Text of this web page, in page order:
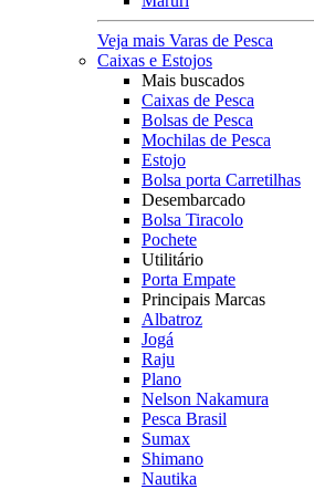
Veja mais Varas de Pesca
Caixas e Estojos
Mais buscados
Caixas de Pesca
Bolsas de Pesca
Mochilas de Pesca
Estojo
Bolsa porta Carretilhas
Desembarcado
Bolsa Tiracolo
Pochete
Utilitário
Porta Empate
Principais Marcas
Albatroz
Jogá
Raju
Plano
Nelson Nakamura
Pesca Brasil
Sumax
Shimano
Nautika